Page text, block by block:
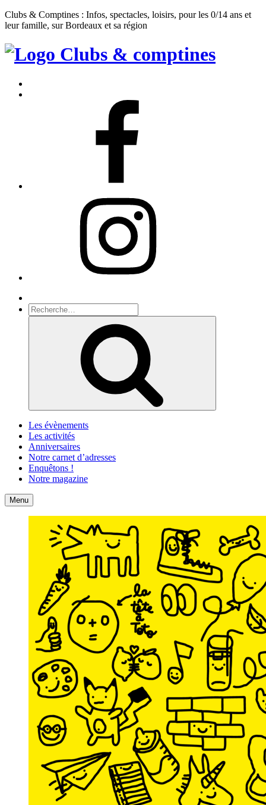
Clubs & Comptines : Infos, spectacles, loisirs, pour les 0/14 ans et
leur famille, sur Bordeaux et sa région
Clubs
Comptines
Recherche
pour
Les évènements
Les activités
Anniversaires
Notre carnet d’adresses
Enquêtons !
Notre magazine
Accueil
Menu Contact